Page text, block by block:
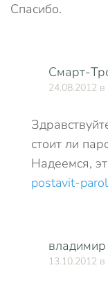
Спасибо.
Смарт-
24.08.2012 в
стоит ли
Надеемся,
postavit-
владимир
13.10.2012